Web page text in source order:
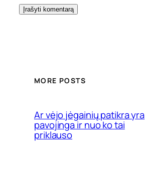
MORE POSTS
Ar vėjo jėgainių patikra yra
pavojinga ir nuo ko tai
priklauso